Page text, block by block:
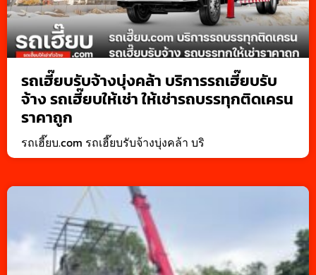
รถเฮี๊ยบรับจ้างบุ่งคล้า บริการรถเฮี๊ยบรับ
จ้าง รถเฮี๊ยบให้เช่า ให้เช่ารถบรรทุกติดเครน
ราคาถูก
รถเฮี๊ยบ.com รถเฮี๊ยบรับจ้างบุ่งคล้า บริ